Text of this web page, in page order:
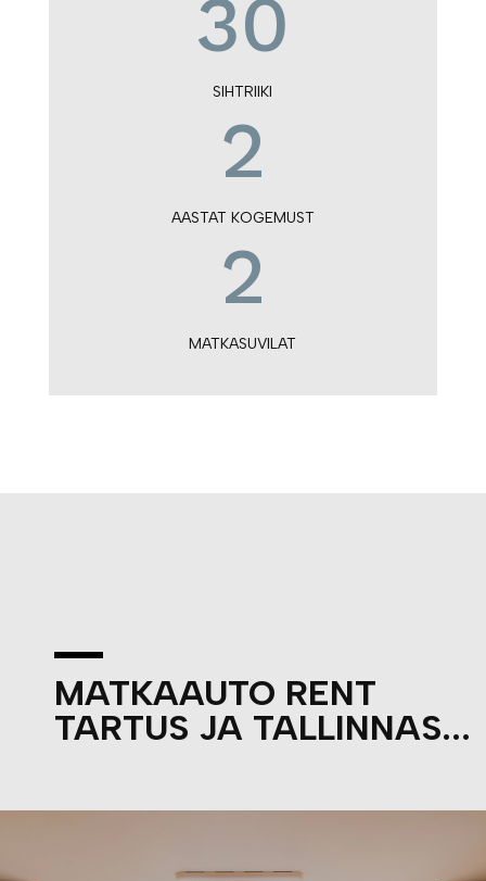
30
SIHTRIIKI
2
AASTAT KOGEMUST
2
MATKASUVILAT
MATKAAUTO RENT
TARTUS JA TALLINNAS...